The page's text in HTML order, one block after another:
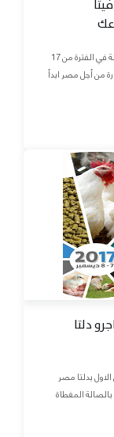
المؤتمر العلمي الثاني لمجموعة رونت فيتا بمدينة السخنة في الفترة من 17
من أجل مصر ابدأ
دلتا
بدلتا مصر
المغطاة